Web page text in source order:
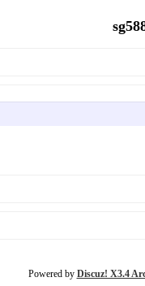
Powered by Discuz! X3.4